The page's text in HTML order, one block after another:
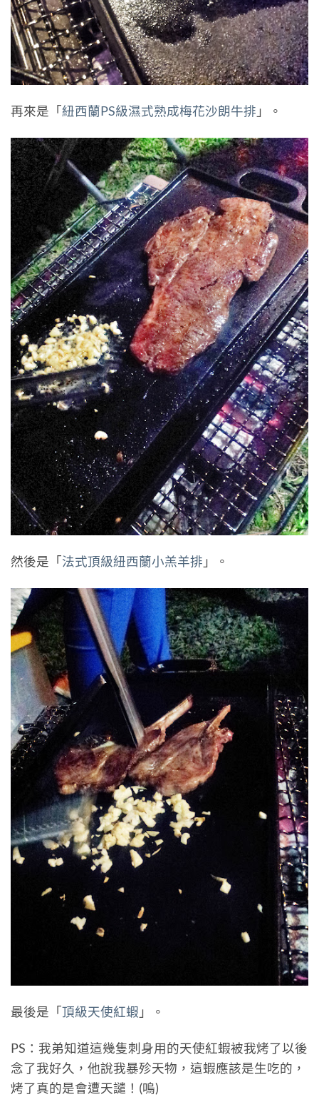
再來是「紐西蘭PS級濕式熟成梅花沙朗牛排 」。
然後是「法式頂級紐西蘭小羔羊排 」。
最後是「頂級天使紅蝦 」。
PS：我弟知道這幾隻刺身用的天使紅蝦被我烤了以後
念了我好久，他說我暴殄天物，這蝦應該是生吃的，
烤了真的是會遭天譴！(嗚)